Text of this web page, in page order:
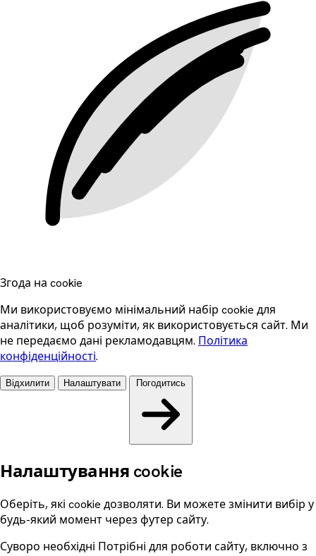
Згода на cookie
Ми використовуємо мінімальний набір cookie для
аналітики, щоб розуміти, як використовується сайт. Ми
не передаємо дані рекламодавцям. Політика
конфіденційності.
Відхилити Налаштувати Погодитись
Налаштування cookie
Оберіть, які cookie дозволяти. Ви можете змінити вибір у
будь-який момент через футер сайту.
Суворо необхідні Потрібні для роботи сайту, включно з